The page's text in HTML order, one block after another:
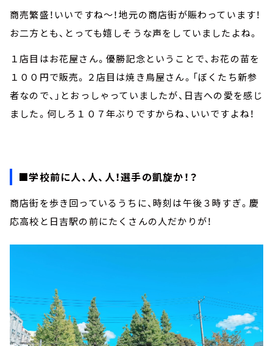
商売繁盛！いいですね～！地元の商店街が賑わっています！
お二方とも、とっても嬉しそうな声をしていましたよね。
１店目はお花屋さん。優勝記念ということで、お花の苗を
１００円で販売。２店目は焼き鳥屋さん。「ぼくたち新参
者なので、」とおっしゃっていましたが、日吉への愛を感じ
ました。何しろ１０７年ぶりですからね、いいですよね！
■学校前に人、人、人！選手の凱旋か！？
商店街を歩き回っているうちに、時刻は午後３時すぎ。慶
応高校と日吉駅の前にたくさんの人だかりが！